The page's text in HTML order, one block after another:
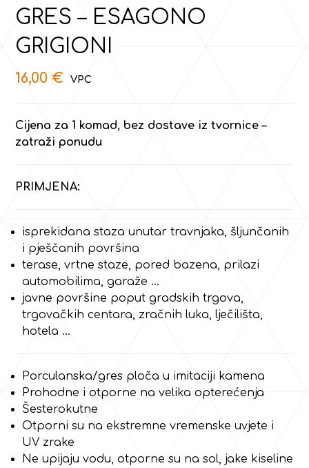
GRES – ESAGONO
GRIGIONI
16,00€
Cijena za 1 komad, bez dostave iz tvornice –
zatraži ponudu
PRIMJENA:
isprekidana staza unutar travnjaka, šljunčanih
i pješčanih površina
terase, vrtne staze, pored bazena, prilazi
automobilima, garaže …
javne površine poput gradskih trgova,
trgovačkih centara, zračnih luka, lječilišta,
hotela …
Porculanska/gres ploča u imitaciji kamena
Prohodne i otporne na velika opterećenja
Šesterokutne
Otporni su na ekstremne vremenske uvjete i
UV zrake
Ne upijaju vodu, otporne su na sol, jake kiseline